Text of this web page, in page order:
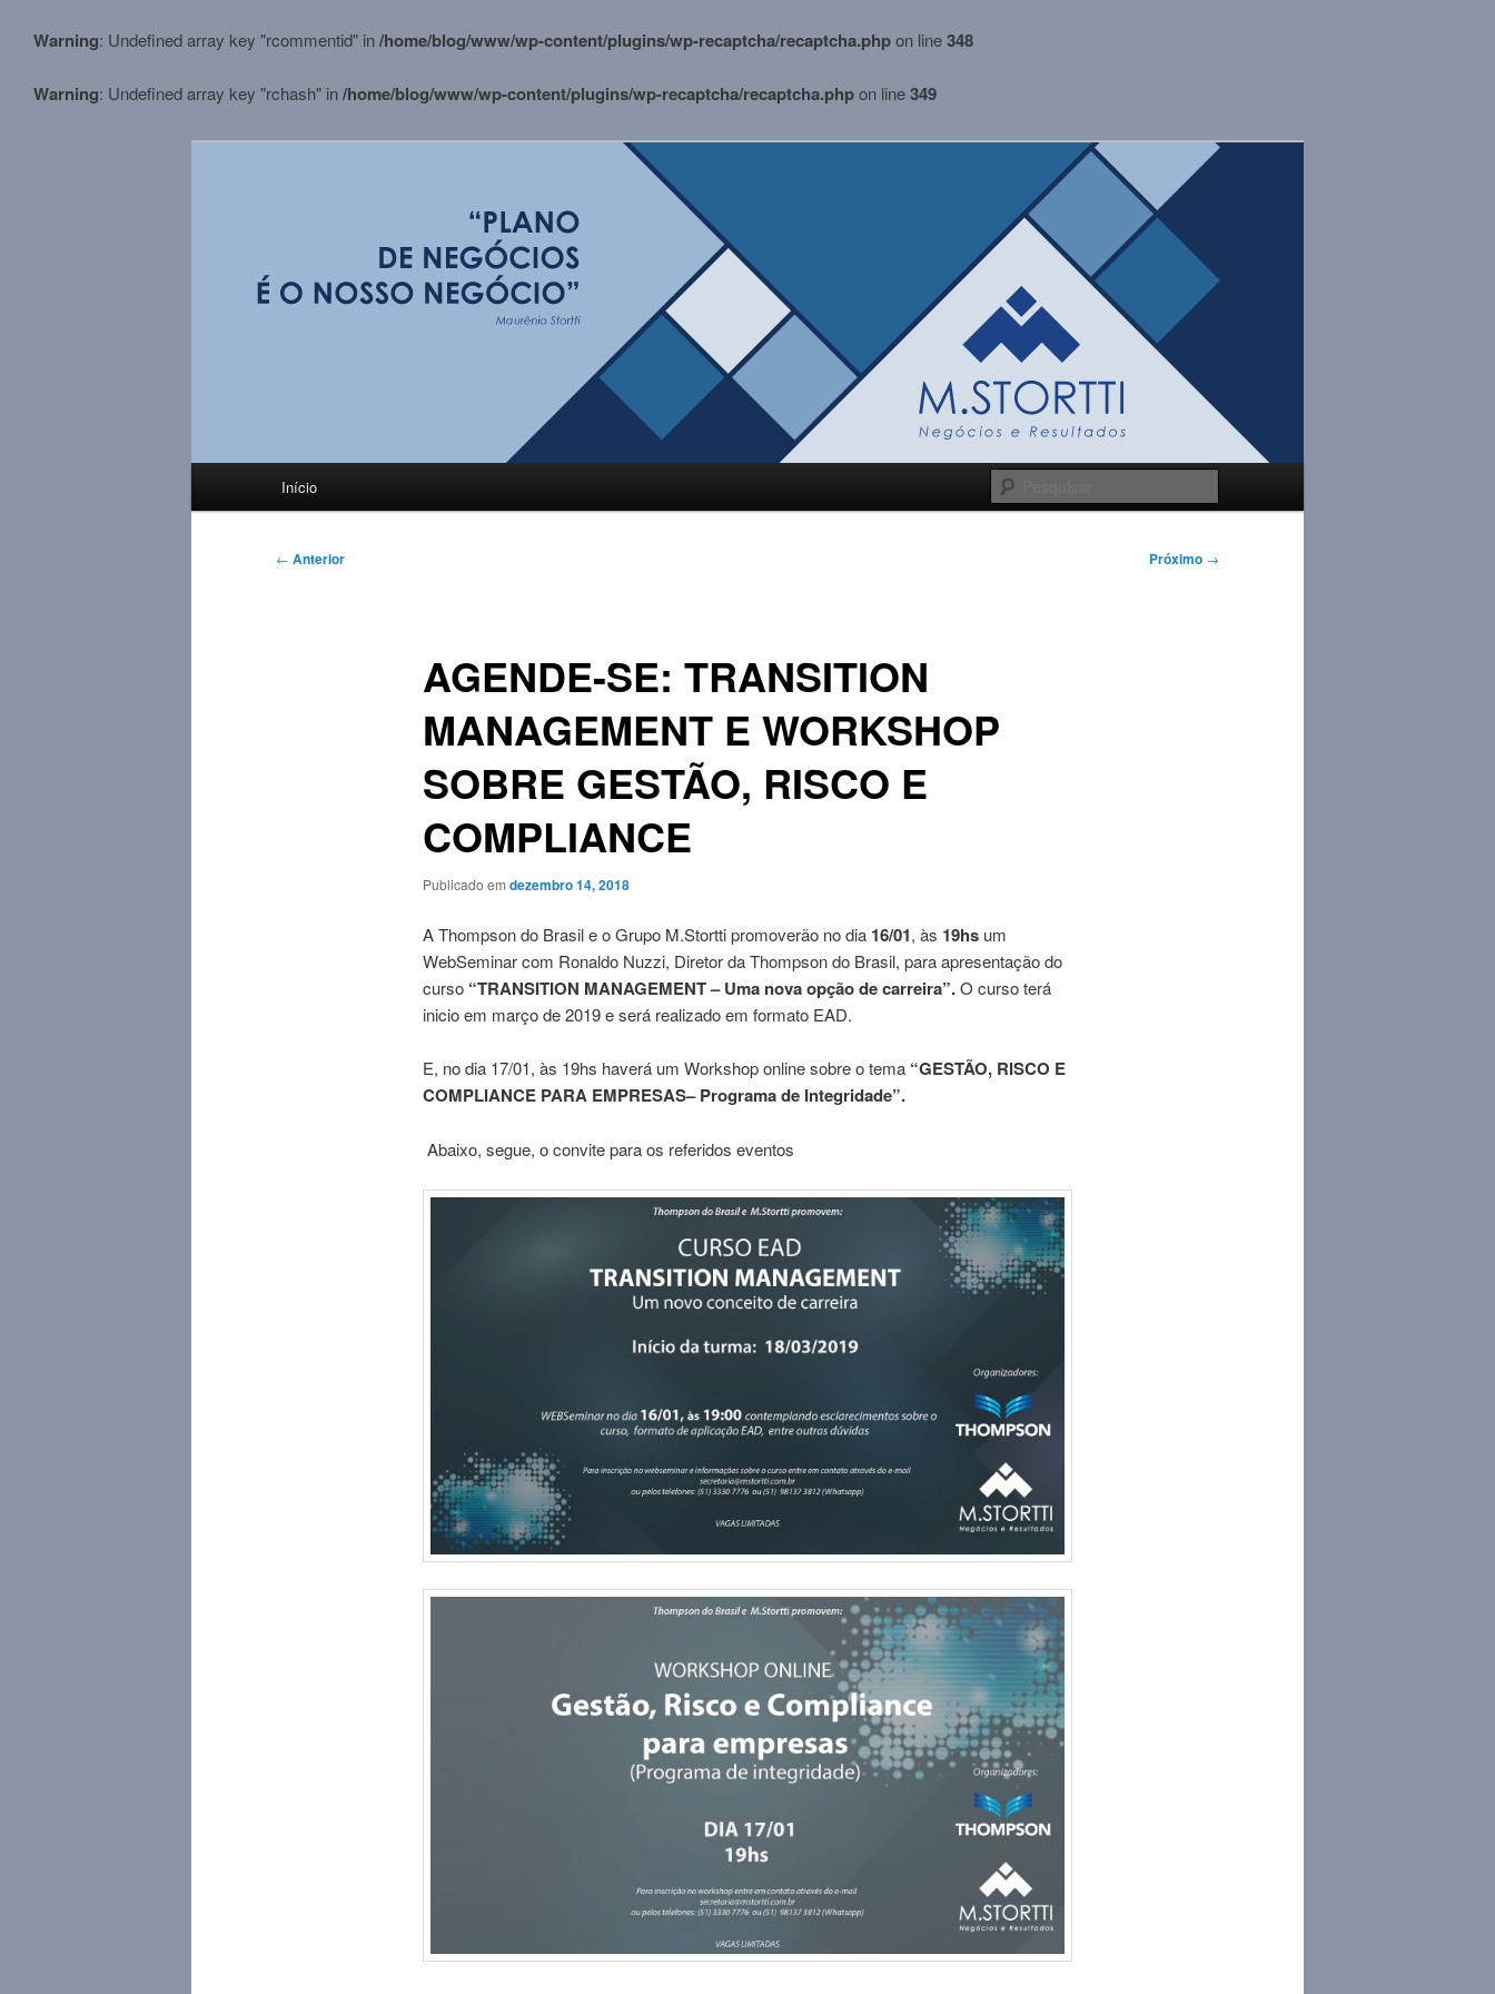
Warning: Undefined array key "rcommentid" in/home/blog/www/wp-content/plugins/wp-recaptcha/recaptcha.phpon line348
Warning: Undefined array key "rchash" in/home/blog/www/wp-content/plugins/wp-recaptcha/recaptcha.phpon line349
BLOG M.Stortti
Início
Navegação
← Anterior Próximo →
AGENDE-SE: TRANSITION
MANAGEMENT E WORKSHOP
SOBRE GESTÃO, RISCO E
COMPLIANCE
Publicado em dezembro 14, 2018
A Thompson do Brasil e o Grupo M.Stortti promoverão no dia 16/01, às 19hsum
WebSeminar com Ronaldo Nuzzi, Diretor da Thompson do Brasil, para apresentação do
curso “TRANSITION MANAGEMENT – Uma nova opção de carreira”.O curso terá
inicio em março de 2019 e será realizado em formato EAD.
E, no dia 17/01, às 19hs haverá um Workshop online sobre o tema “GESTÃO, RISCO E
COMPLIANCE PARA EMPRESAS– Programa de Integridade”.
Abaixo, segue, o convite para os referidos eventos